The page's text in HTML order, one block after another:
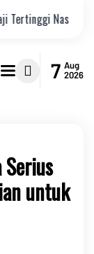
7 Aug
2026
untuk